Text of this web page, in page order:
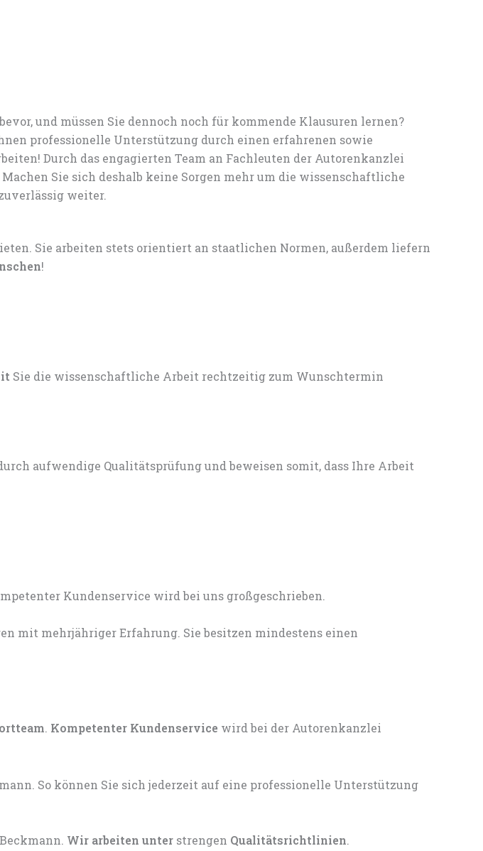
und müssen Sie dennoch noch für kommende Klausuren lernen?
professionelle Unterstützung durch einen erfahrenen sowie
Durch das engagierten Team an Fachleuten der Autorenkanzlei
Sie sich deshalb keine Sorgen mehr um die wissenschaftliche
weiter.
Sie arbeiten stets orientiert an staatlichen Normen, außerdem liefern
!
Sie die wissenschaftliche Arbeit rechtzeitig zum Wunschtermin
aufwendige Qualitätsprüfung und beweisen somit, dass Ihre Arbeit
mit mehrjähriger Erfahrung. Sie besitzen mindestens einen
. Kompetenter Kundenservice wird bei der Autorenkanzlei
Wir arbeiten unter strengen Qualitätsrichtlinien.